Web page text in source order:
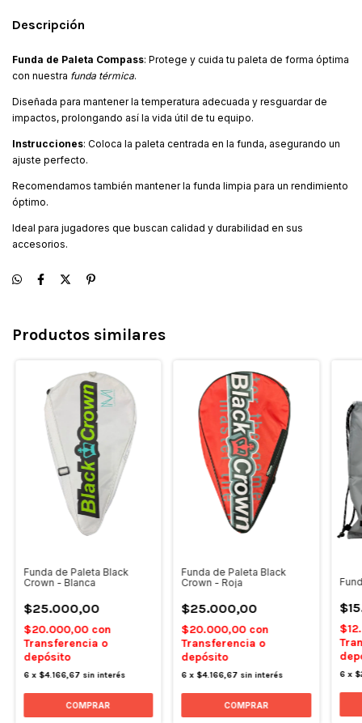
Descripción
Funda de Paleta Compass: Protege y cuida tu paleta de forma óptima
con nuestra funda térmica.
Diseñada para mantener la temperatura adecuada y resguardar de
impactos, prolongando así la vida útil de tu equipo.
Instrucciones: Coloca la paleta centrada en la funda, asegurando un
ajuste perfecto.
Recomendamos también mantener la funda limpia para un rendimiento
óptimo.
Ideal para jugadores que buscan calidad y durabilidad en sus
accesorios.
Productos similares
Funda de Paleta Black
Crown - Blanca
$25.000,00
$20.000,00 con
Transferencia o
depósito
6 x $4.166,67 sin interés
Funda de Paleta Black
Crown - Roja
$25.000,00
$20.000,00 con
Transferencia o
depósito
6 x$4.166,67 sin interés 6 x